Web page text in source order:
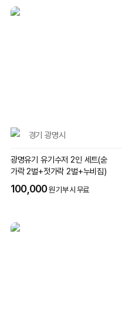
경기 광명시
광명유기 유기수저 2인 세트(숟
가락 2벌+젓가락 2벌+누비집)
100,000원 기부 시 무료